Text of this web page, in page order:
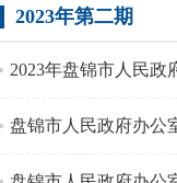
2023年第二期
2023年盘锦市人民政
盘锦市人民政府办公